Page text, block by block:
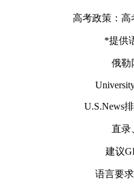
高考政策：高
*提供
俄勒
U.S.News
直录
建议
语言要